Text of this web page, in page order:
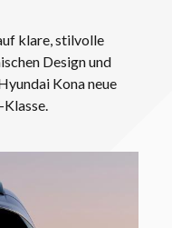
klare, stilvolle
Design und
Kona neue